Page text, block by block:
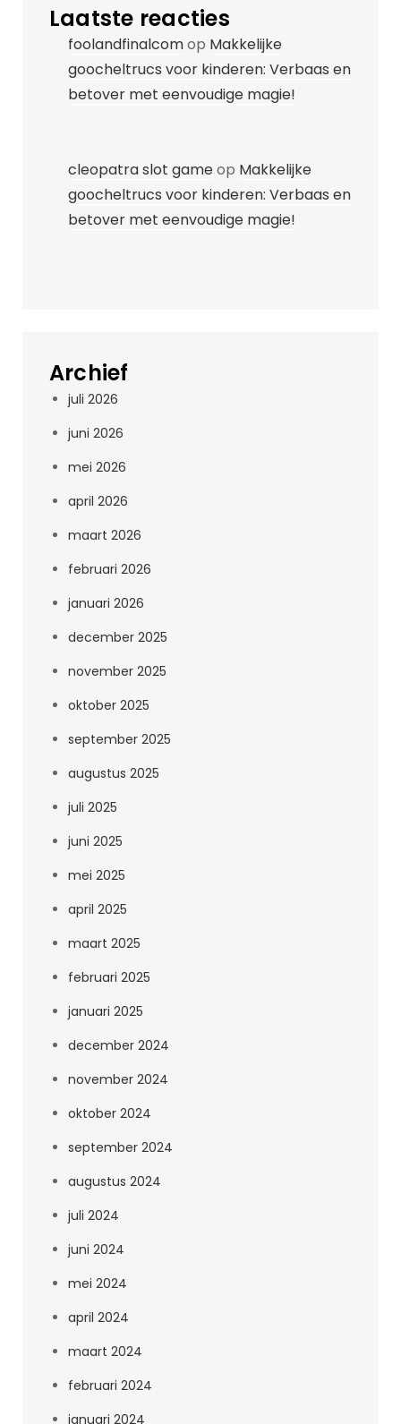
Laatste reacties
foolandfinalcomop Makkelijke
goocheltrucs voor kinderen: Verbaas en
betover met eenvoudige magie!
cleopatra slot gameop Makkelijke
goocheltrucs voor kinderen: Verbaas en
betover met eenvoudige magie!
Archief
juli 2026
juni 2026
mei 2026
april 2026
maart 2026
februari 2026
januari 2026
december 2025
november 2025
oktober 2025
september 2025
augustus 2025
juli 2025
juni 2025
mei 2025
april 2025
maart 2025
februari 2025
januari 2025
december 2024
november 2024
oktober 2024
september 2024
augustus 2024
juli 2024
juni 2024
mei 2024
april 2024
maart 2024
februari 2024
januari 2024